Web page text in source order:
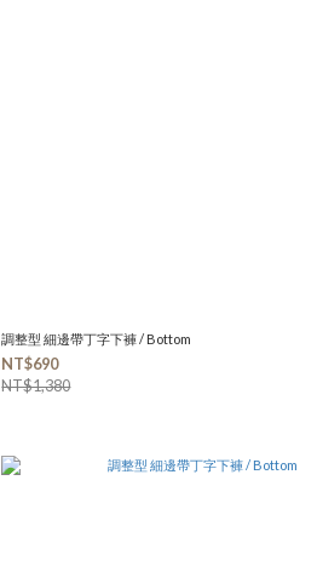
調整型 細邊帶丁字下褲 / Bottom
NT$690
NT$1,380